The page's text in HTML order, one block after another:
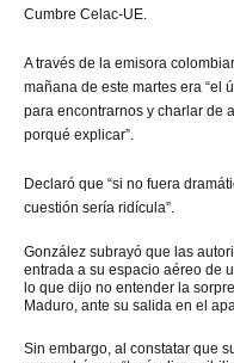
Cumbre Celac-UE.
A través de la emisora
mañana de este martes era “el
para encontrarnos y charlar de
porqué explicar”.
Declaró que “si no fuera
cuestión sería ridícula”.
González subrayó que las
entrada a su espacio aéreo de
lo que dijo no entender la
Maduro, ante su salida en el
Sin embargo, al constatar que